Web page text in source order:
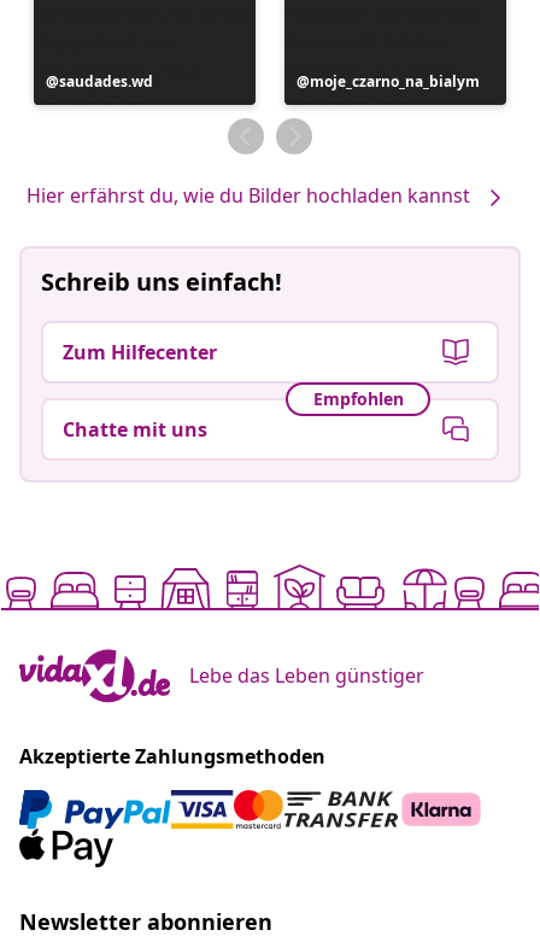
Beitrag
veröffentlicht
saudades.wd
Beitrag
veröffentlicht
von
moje_czarno_na_bialym
Hier erfährst du, wie du Bilder hochladen kannst
Schreib uns einfach!
Zum Hilfecenter
Empfohlen
Chatte mit uns
Lebe das Leben günstiger
Akzeptierte Zahlungsmethoden
Newsletter abonnieren